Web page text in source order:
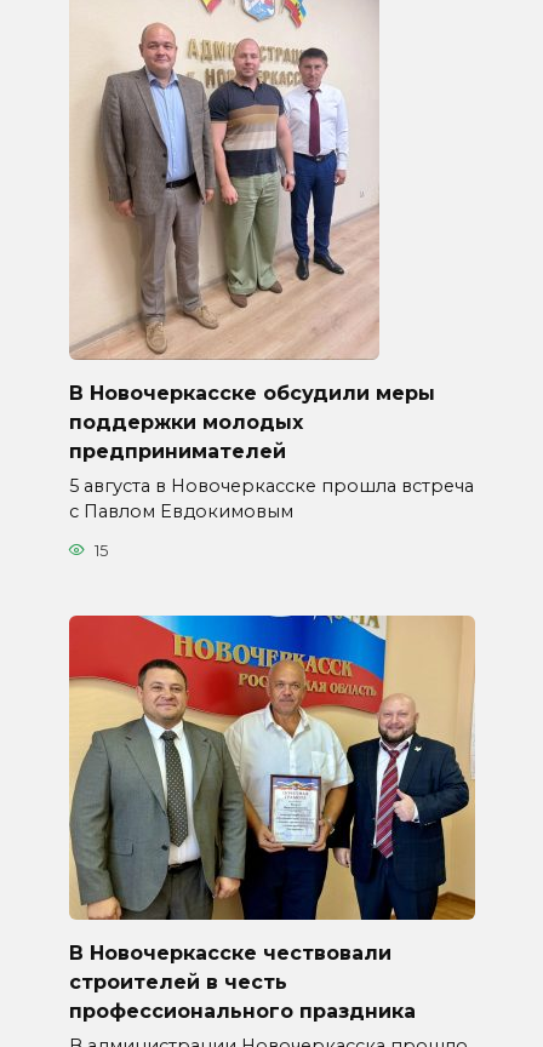
В Новочеркасске обсудили меры
поддержки молодых
предпринимателей
5 августа в Новочеркасске прошла встреча
с Павлом Евдокимовым
15
В Новочеркасске чествовали
строителей в честь
профессионального праздника